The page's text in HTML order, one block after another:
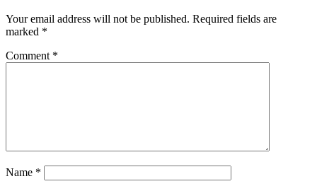
Your email address will not be published. Required fields are
marked *
Comment *
Name *